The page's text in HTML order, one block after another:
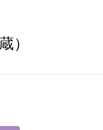
）